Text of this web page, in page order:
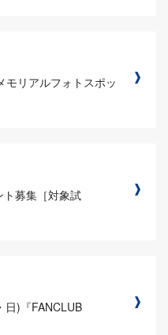
モリアルフォトスポッ
募集［対象試
日)『FANCLUB